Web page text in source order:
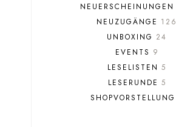
NEUERSCHEINUNGEN
NEUZUGÄNGE 126
UNBOXING 24
EVENTS 9
LESELISTEN 5
LESERUNDE 5
SHOPVORSTELLUNG